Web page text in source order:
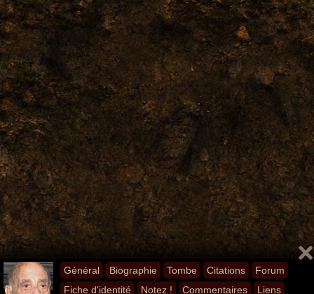
Général Biographie Tombe Citations
Forum
Fiche d'identité
Notez ! Commentaires Liens